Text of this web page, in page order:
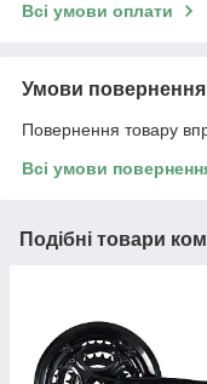
Всі умови оплати
Умови повернення
Повернення товару
Всі умови
Подібні товари